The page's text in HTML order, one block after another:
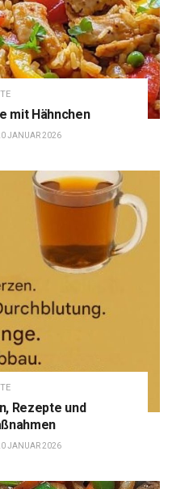
mit Hähnchen
JANUAR 2026
Rezepte und
JANUAR 2026